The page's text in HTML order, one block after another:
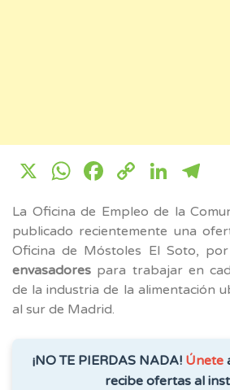
X WhatsApp
Facebook
Copy
La Oficina de Empleo de la
publicado recientemente una
Oficina de Móstoles El Soto,
envasadores para trabajar en
de la industria de la alimentación
al sur de Madrid.
¡NO TE PIERDAS NADA! Únete
recibe ofertas al